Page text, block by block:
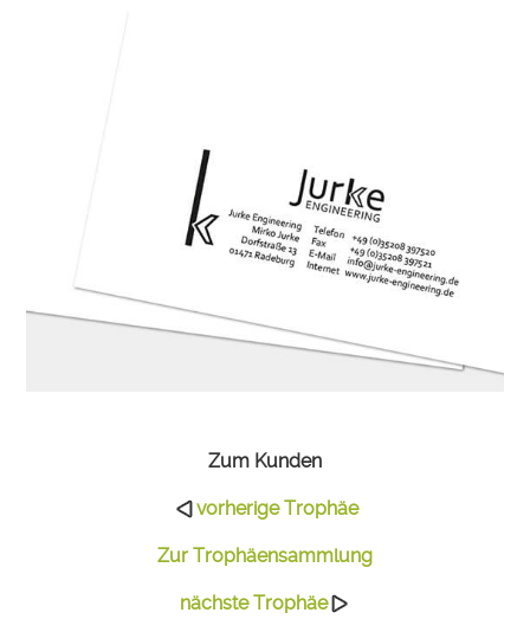
Zum Kunden
vorherige Trophäe
Zur Trophäensammlung
nächste Trophäe